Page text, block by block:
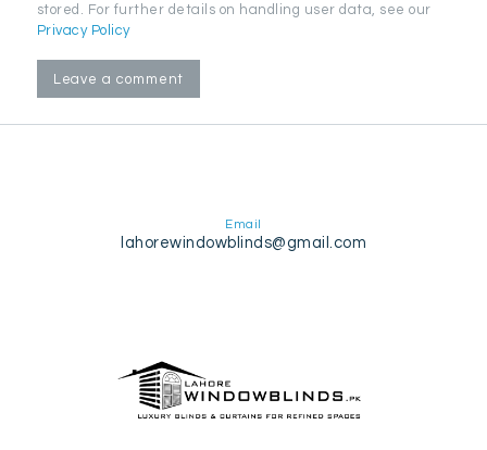
stored. For further details on handling user data, see our
Privacy Policy
Email
lahorewindowblinds@gmail.com